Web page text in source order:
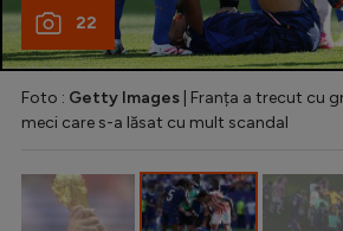
Rugby
Ciclism
Alte sporturi
JO 2026
22
Foto : Getty Images | Franța a trecut cu
meci care s-a lăsat cu mult scandal